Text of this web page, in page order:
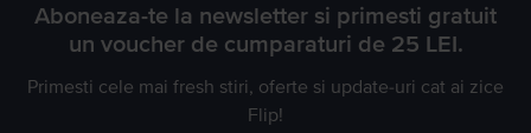
Aboneaza-te la newsletter si primesti gratuit
un voucher de cumparaturi de 25 LEI.
Primesti cele mai fresh stiri, oferte si update-uri cat ai zice
Flip!